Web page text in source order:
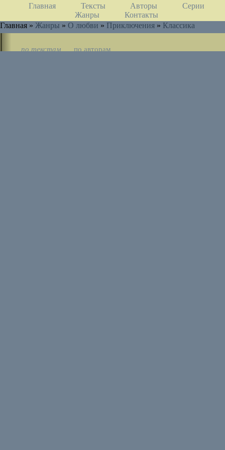
Главная Тексты Авторы
Серии
Жанры
Контакты
Главная » Жанры » О любви » Приключения » Классика
по текстам
по авторам